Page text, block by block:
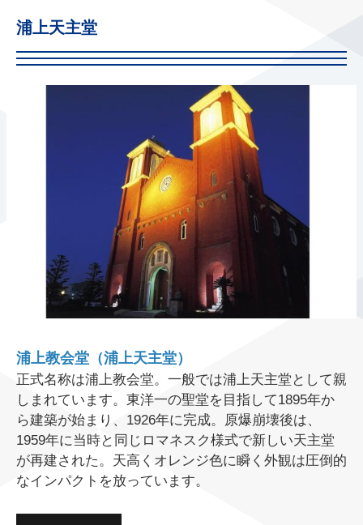
浦上天主堂
浦上教会堂（浦上天主堂）
正式名称は浦上教会堂。一般では浦上天主堂として親
しまれています。東洋一の聖堂を目指して1895年か
ら建築が始まり、1926年に完成。原爆崩壊後は、
1959年に当時と同じロマネスク様式で新しい天主堂
が再建された。天高くオレンジ色に瞬く外観は圧倒的
なインパクトを放っています。